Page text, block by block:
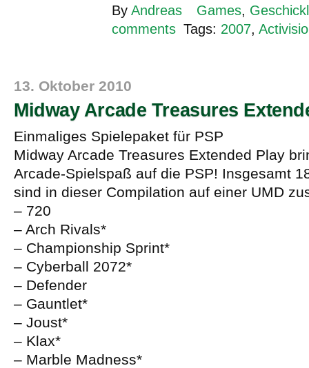
By Andreas Games,
comments Tags: 2007,
13. Oktober 2010
Midway Arcade Treasures
Einmaliges Spielepaket für PSP
Midway Arcade Treasures Extended Play
Arcade-Spielspaß auf die PSP! Insgesamt
sind in dieser Compilation auf einer UMD
– 720
– Arch Rivals*
– Championship Sprint*
– Cyberball 2072*
– Defender
– Gauntlet*
– Joust*
– Klax*
– Marble Madness*